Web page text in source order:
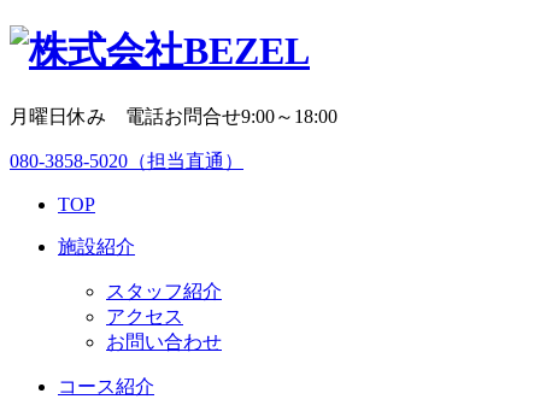
月曜日休み 電話お問合せ9:00～18:00
080-3858-5020 （担当直通）
TOP
施設紹介
スタッフ紹介
アクセス
お問い合わせ
コース紹介